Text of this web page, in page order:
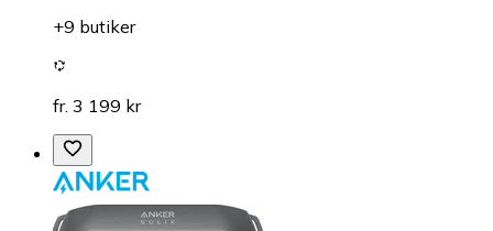
+9 butiker
fr. 3 199 kr